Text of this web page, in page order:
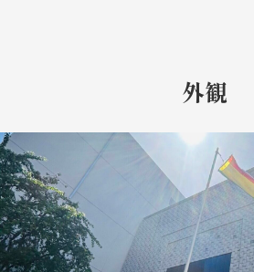
外観